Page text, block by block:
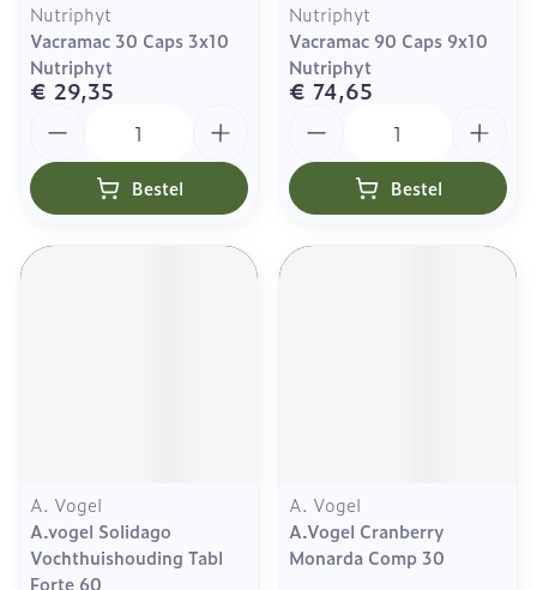
Nutriphyt
Vacramac 30 Caps 3x10
Nutriphyt
€ 29,35
Bestel
Nutriphyt
Vacramac 90 Caps 9x10
Nutriphyt
€ 74,65
Bestel
A. Vogel
A.vogel Solidago
Vochthuishouding Tabl
Forte 60
A. Vogel
A.Vogel Cranberry
Monarda Comp 30